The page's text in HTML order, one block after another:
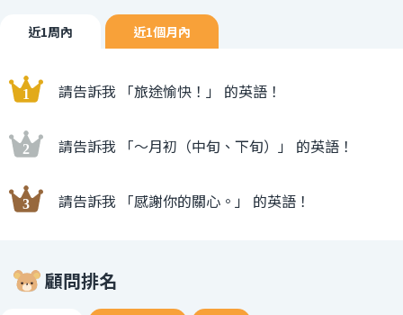
近1周內 近1個月內
請告訴我 「旅途愉快！」 的英語！
請告訴我 「〜月初（中旬、下旬）」 的英語！
請告訴我 「感謝你的關心。」 的英語！
顧問排名